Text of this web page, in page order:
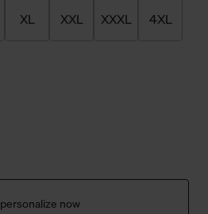
XL XXL XXXL 4XL
personalize now